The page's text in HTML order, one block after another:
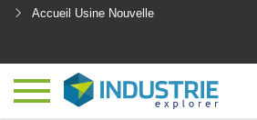
Accueil Usine Nouvelle